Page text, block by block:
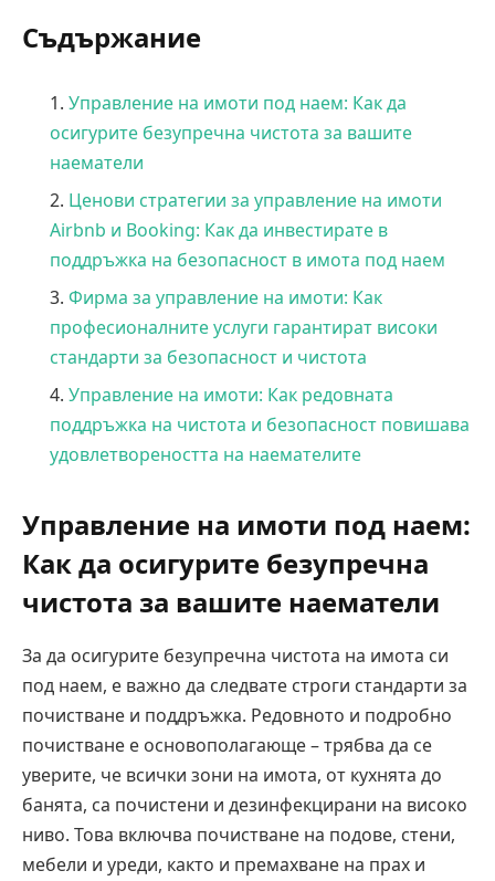
Съдържание
Управление на имоти под наем: Как да
осигурите безупречна чистота за вашите
наематели
Ценови стратегии за управление на имоти
Airbnb и Booking: Как да инвестирате в
поддръжка на безопасност в имота под наем
Фирма за управление на имоти: Как
професионалните услуги гарантират високи
стандарти за безопасност и чистота
Управление на имоти: Как редовната
поддръжка на чистота и безопасност повишава
удовлетвореността на наемателите
Управление на имоти под наем:
Как да осигурите безупречна
чистота за вашите наематели
За да осигурите безупречна чистота на имота си
под наем, е важно да следвате строги стандарти за
почистване и поддръжка. Редовното и подробно
почистване е основополагающе – трябва да се
уверите, че всички зони на имота, от кухнята до
банята, са почистени и дезинфекцирани на високо
ниво. Това включва почистване на подове, стени,
мебели и уреди, както и премахване на прах и